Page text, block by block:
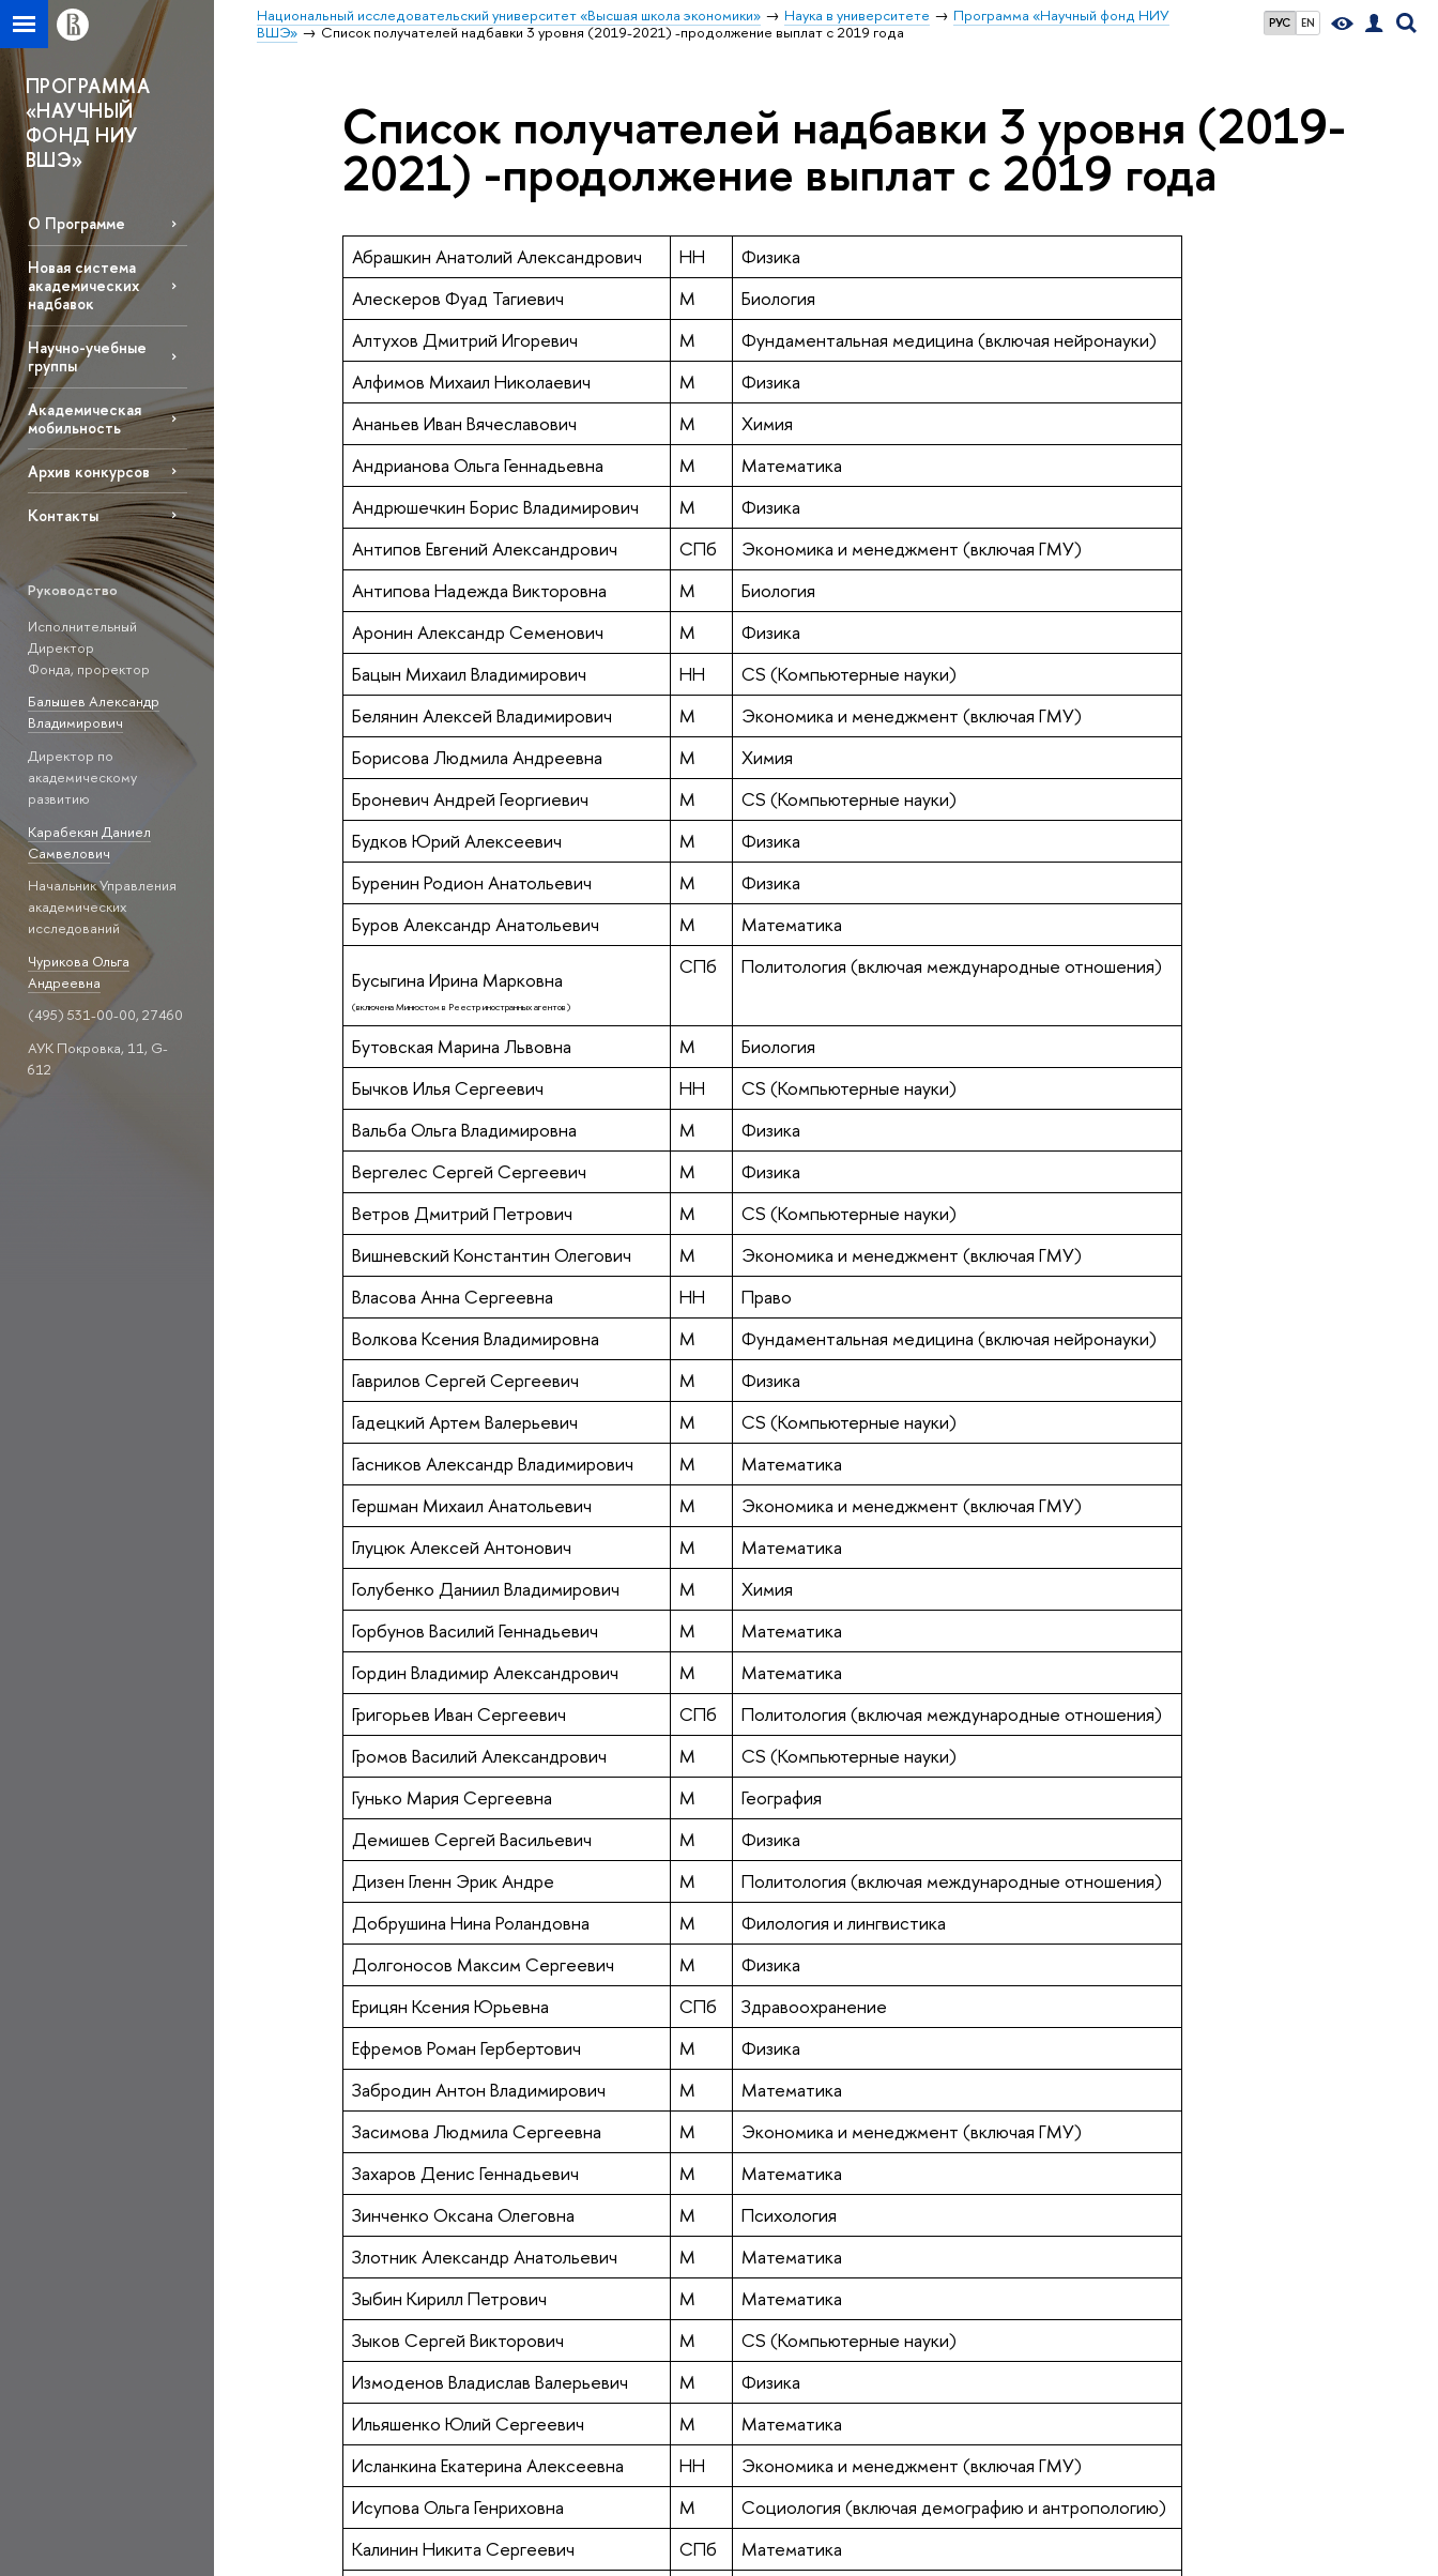
РУС EN
Национальный исследовательский университет «Высшая школа экономики» Наука в университете
Программа «Научный фонд НИУ
ВШЭ»
Список получателей надбавки 3 уровня (2019-2021) -продолжение выплат с 2019 года
ПРОГРАММА
«НАУЧНЫЙ
ФОНД НИУ
ВШЭ»
О Программе
Новая система
академических
надбавок
Научно-учебные
группы
Академическая
мобильность
Архив конкурсов
Контакты
Руководство
Исполнительный
Директор
Фонда, проректор
Балышев Александр
Владимирович
Директор по
академическому
развитию
Карабекян Даниел
Самвелович
Начальник Управления
академических
исследований
Чурикова Ольга
Андреевна
(495) 531-00-00, 27460
АУК Покровка, 11, G-
612
Список получателей надбавки 3 уровня (2019-
2021) -продолжение выплат с 2019 года
Абрашкин Анатолий Александрович НН
Физика
Алескеров Фуад Тагиевич
М
Биология
Алтухов Дмитрий Игоревич
М
Фундаментальная медицина (включая нейронауки)
Алфимов Михаил Николаевич
М
Физика
Ананьев Иван Вячеславович
М
Химия
Андрианова Ольга Геннадьевна
М
Математика
Андрюшечкин Борис Владимирович
М
Физика
Антипов Евгений Александрович
СПб
Экономика и менеджмент (включая ГМУ)
Антипова Надежда Викторовна
М
Биология
Аронин Александр Семенович
М
Физика
Бацын Михаил Владимирович
НН
CS (Компьютерные науки)
Белянин Алексей Владимирович
М
Экономика и менеджмент (включая ГМУ)
Борисова Людмила Андреевна
М
Химия
Броневич Андрей Георгиевич
М
CS (Компьютерные науки)
Будков Юрий Алексеевич
М
Физика
Буренин Родион Анатольевич
М
Физика
Буров Александр Анатольевич
М Математика
Бусыгина Ирина Марковна
(включена Минюстом в Реестр иностранных агентов)
СПб Политология (включая международные отношения)
Бутовская Марина Львовна М
Биология
Бычков Илья Сергеевич
НН
CS (Компьютерные науки)
Вальба Ольга Владимировна
М
Физика
Вергелес Сергей Сергеевич
М
Физика
Ветров Дмитрий Петрович
М
CS (Компьютерные науки)
Вишневский Константин Олегович
М
Экономика и менеджмент (включая ГМУ)
Власова Анна Сергеевна
НН
Право
Волкова Ксения Владимировна
М
Фундаментальная медицина (включая нейронауки)
Гаврилов Сергей Сергеевич
М
Физика
Гадецкий Артем Валерьевич
М
CS (Компьютерные науки)
Гасников Александр Владимирович
М
Математика
Гершман Михаил Анатольевич
М
Экономика и менеджмент (включая ГМУ)
Глуцюк Алексей Антонович
М
Математика
Голубенко Даниил Владимирович
М
Химия
Горбунов Василий Геннадьевич
М
Математика
Гордин Владимир Александрович
М
Математика
Григорьев Иван Сергеевич
СПб
Политология (включая международные отношения)
Громов Василий Александрович
М
CS (Компьютерные науки)
Гунько Мария Сергеевна
М
География
Демишев Сергей Васильевич
М
Физика
Дизен Гленн Эрик Андре
М
Политология (включая международные отношения)
Добрушина Нина Роландовна
М
Филология и лингвистика
Долгоносов Максим Сергеевич
М
Физика
Ерицян Ксения Юрьевна
СПб
Здравоохранение
Ефремов Роман Гербертович
М
Физика
Забродин Антон Владимирович
М
Математика
Засимова Людмила Сергеевна
М
Экономика и менеджмент (включая ГМУ)
Захаров Денис Геннадьевич
М
Математика
Зинченко Оксана Олеговна
М
Психология
Злотник Александр Анатольевич
М
Математика
Зыбин Кирилл Петрович
М
Математика
Зыков Сергей Викторович
М
CS (Компьютерные науки)
Измоденов Владислав Валерьевич
М
Физика
Ильяшенко Юлий Сергеевич
М
Математика
Исланкина Екатерина Алексеевна
НН
Экономика и менеджмент (включая ГМУ)
Исупова Ольга Генриховна
М
Социология (включая демографию и антропологию)
Калинин Никита Сергеевич
СПб
Математика